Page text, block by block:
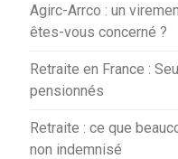
Agirc-Arrco : un
êtes-vous concerné ?
Retraite en France :
pensionnés
Retraite : ce que
non indemnisé